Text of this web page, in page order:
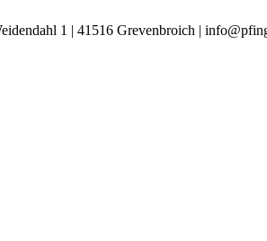
1 | 41516 Grevenbroich |